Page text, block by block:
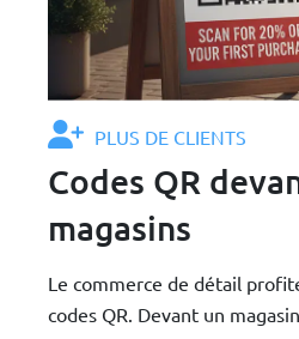
PLUS DE CLIENTS
Codes QR
magasins
Le commerce de détail
codes QR. Devant un